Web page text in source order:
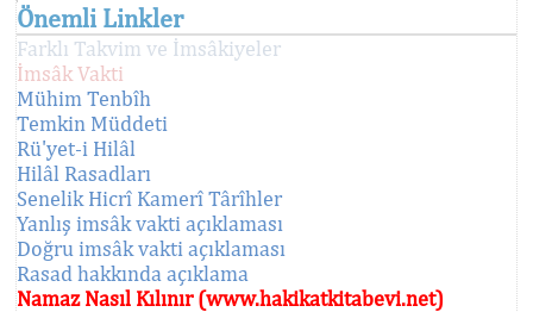
Önemli Linkler
Farklı Takvim ve İmsâkiyeler
İmsâk Vakti
Mühim Tenbîh
Temkin Müddeti
Rü'yet-i Hilâl
Hilâl Rasadları
Senelik Hicrî Kamerî Târîhler
Yanlış imsâk vakti açıklaması
Doğru imsâk vakti açıklaması
Rasad hakkında açıklama
Namaz Nasıl Kılınır (www.hakikatkitabevi.net)